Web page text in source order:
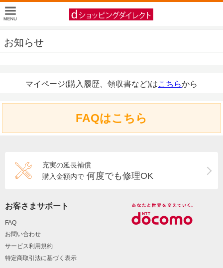
お知らせ
マイページ(購入履歴、領収書など)はこちらから
FAQはこちら
充実の延長補償
購入金額内で 何度でも修理OK
お客さまサポート
FAQ
お問い合わせ
サービス利用規約
特定商取引法に基づく表示